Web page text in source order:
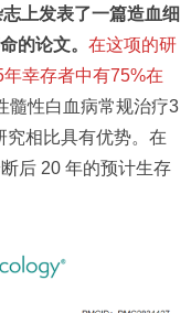
上发表了一篇造血细
的论文。 在这项的研
幸存者中有75%在
髓性白血病常规治疗3
究相比具有优势。在
后 20 年的预计生存